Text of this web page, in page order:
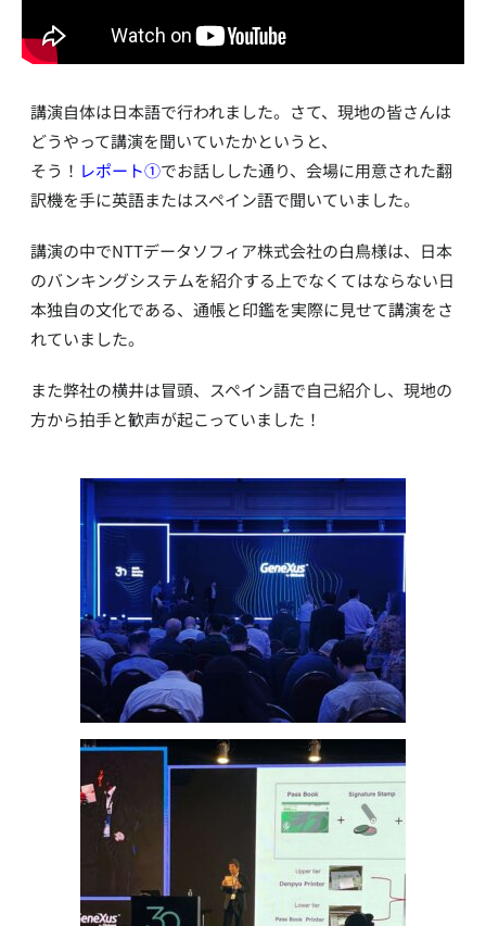
講演自体は日本語で行われました。さて、現地の皆さんは
どうやって講演を聞いていたかというと、
そう！ レポート①でお話しした通り、会場に用意された翻
訳機を手に英語またはスペイン語で聞いていました。
講演の中でNTTデータソフィア株式会社の白鳥様は、日本
のバンキングシステムを紹介する上でなくてはならない日
本独自の文化である、通帳と印鑑を実際に見せて講演をさ
れていました。
また弊社の横井は冒頭、スペイン語で自己紹介し、現地の
方から拍手と歓声が起こっていました！